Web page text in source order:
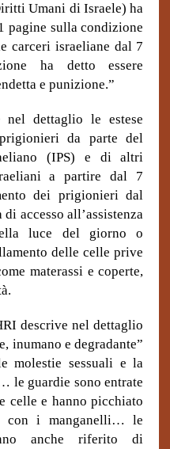
Umani di Israele) ha
pagine sulla condizione
carceri israeliane dal 7
ha detto essere
e punizione.”
dettaglio le estese
da parte del
(IPS) e di altri
a partire dal 7
dei prigionieri dal
accesso all’assistenza
luce del giorno o
delle celle prive
materassi e coperte,
descrive nel dettaglio
inumano e degradante”
molestie sessuali e la
le guardie sono entrate
celle e hanno picchiato
con i manganelli… le
anche riferito di